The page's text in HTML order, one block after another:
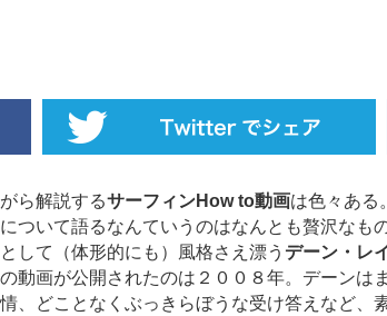
ら解説するサーフィンHow to動画は色々ある
ついて語るなんていうのはなんとも贅沢なも
して（体形的にも）風格さえ漂う デーン・レ
動画が公開されたのは２００８年。デーンは
、どことなくぶっきらぼうな受け答えなど、